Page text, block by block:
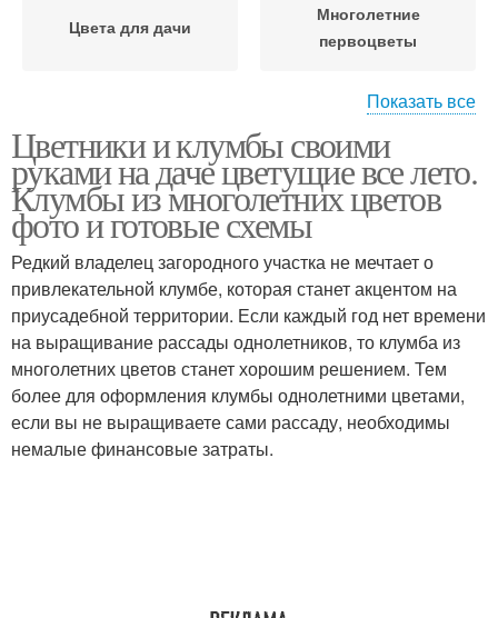
Цвета для дачи
Многолетние
первоцветы
Цвета на клумбе Садовые цветы
Цвета в июле
Показать все
Цветники и клумбы своими
руками на даче цветущие все лето.
Клумбы из многолетних цветов
фото и готовые схемы
Редкий владелец загородного участка не мечтает о
привлекательной клумбе, которая станет акцентом на
приусадебной территории. Если каждый год нет времени
на выращивание рассады однолетников, то клумба из
многолетних цветов станет хорошим решением. Тем
более для оформления клумбы однолетними цветами,
если вы не выращиваете сами рассаду, необходимы
немалые финансовые затраты.